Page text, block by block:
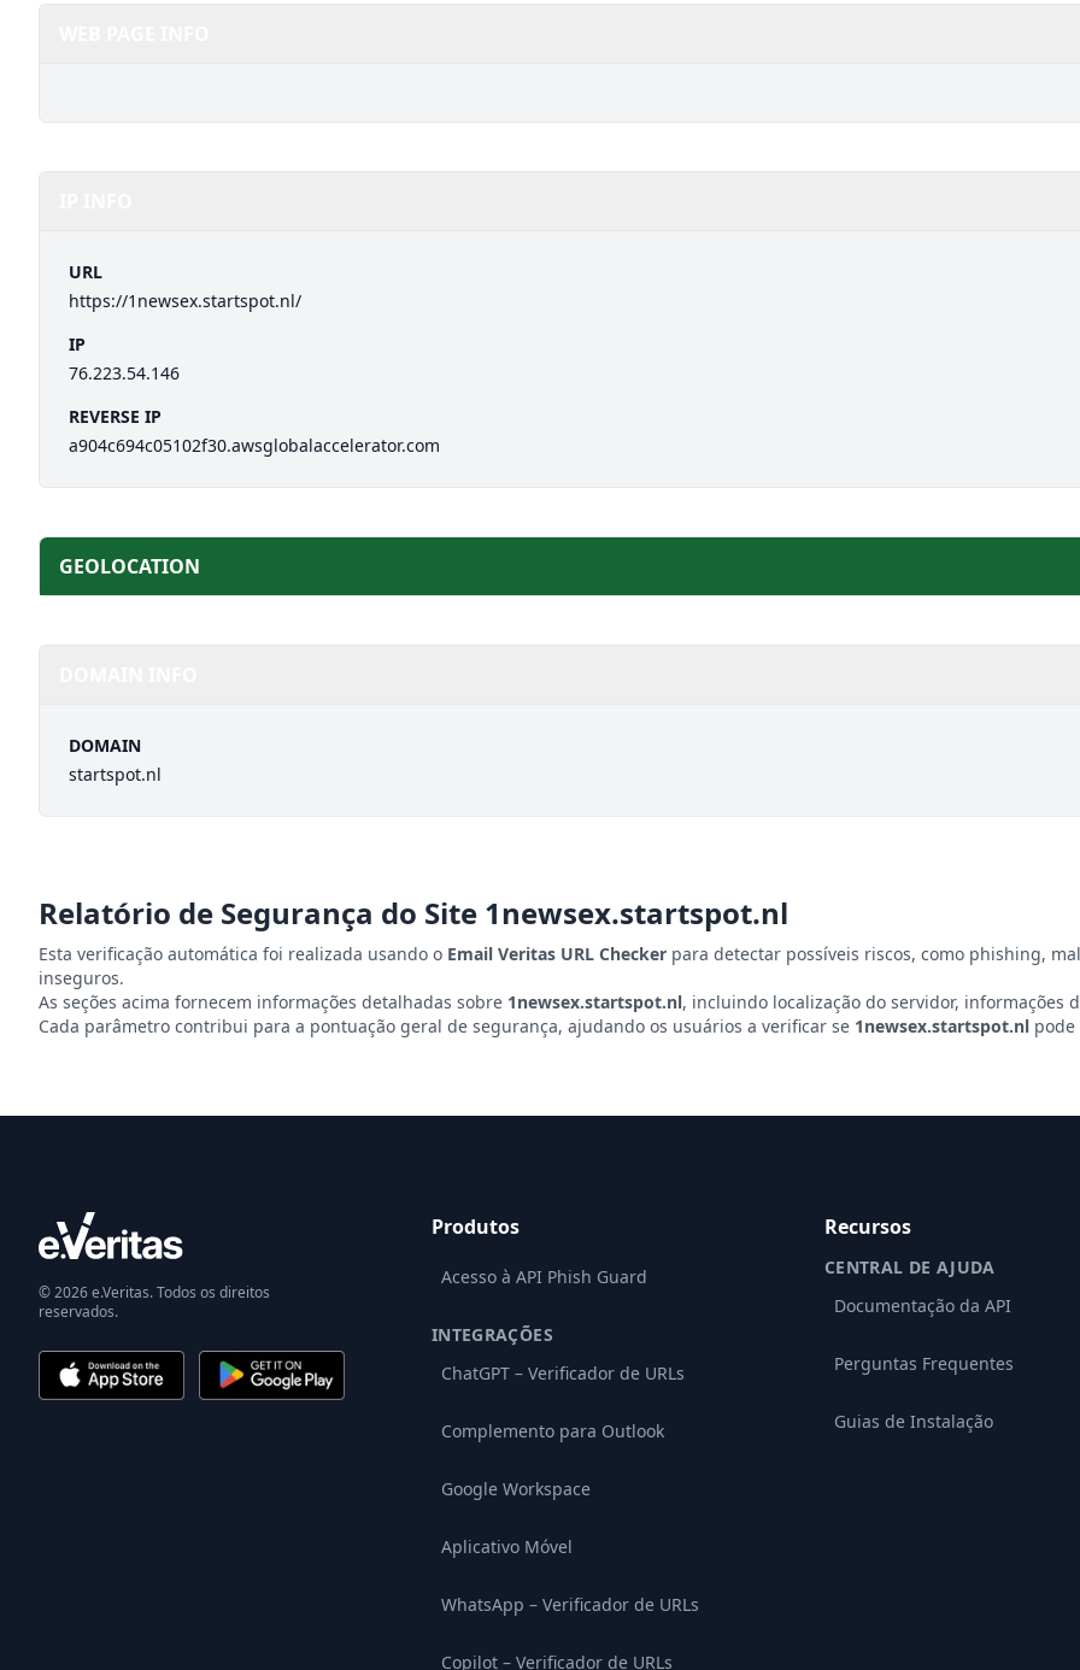
URL
https://1newsex.startspot.nl/
IP
76.223.54.146
REVERSE IP
a904c694c05102f30.awsglobalaccelerator.com
GEOLOCATION
DOMAIN
startspot.nl
Relatório de Segurança do Site 1newsex.startspot.nl
Esta verificação automática foi realizada usando o Email Veritas URL Checker para detectar possíveis riscos, como phishing,
inseguros.
As seções acima fornecem informações detalhadas sobre 1newsex.startspot.nl, incluindo localização do servidor, informações
Cada parâmetro contribui para a pontuação geral de segurança, ajudando os usuários a verificar se 1newsex.startspot.nl
© 2026 e.Veritas. Todos os direitos
reservados.
Produtos
Acesso à API Phish Guard
INTEGRAÇÕES
ChatGPT – Verificador de URLs
Complemento para Outlook
Google Workspace
Aplicativo Móvel
WhatsApp – Verificador de URLs
Copilot – Verificador de URLs
Recursos
CENTRAL DE AJUDA
Documentação da API
Perguntas Frequentes
Guias de Instalação